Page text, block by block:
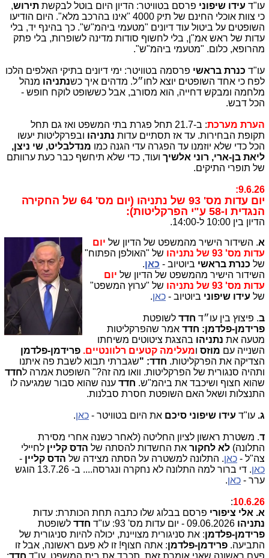
עו"ד עידו שיפוני פרסם בטוויטר: הדיון היום בוטל לבקשת תירוש,
כי צוות אוכלי החינם של תיק 4000 "אינו בהרכב מלא". היום הודיעו
השופטים על ביטול עוד דיונים "מטעמי ביהמ"ש". כך בהינף יד, בלי
עדות של ראש אמ"ן, בלי לחשוף סודות מדינה לשופרות, בלי פתק
מהרופא, כלום. "מטעמי ביהמ"ש".
עו"ד כנרת בראשי פרסמה בטוויטר: ימי דיונים בתיקי האלפים הלכו
לפח כי אחד השופטים יוצא לחו״ל. מדהים איך כשנתניהו מנהל
מלחמה ומבקש דחייה, הוא מסורב, אבל כששופט לוקח חופש -
הכל דבש.
הערת מערכת
: ב-21.7 תחל פגרת בתי המשפט ואז גם תחל
תקופת הבחירות. עד אז תסתיים עדות נתניהו ובפרקליטות יעשו
הכל כדי שלא יוזמנו עד הפגרה עדי הגנה כמו מנדלבליט, שי ניצן,
ליאת בן-ארי, רוני אלשיך ועוד, כדי שלא תיחשף כבר כעת ערוותם
של תופרי התיקים.
9.6.26:
י
ום עדות מס' 93 של נתניהו (יום מס' 64 של החקירה
הנגדית ו-58 ע"י הפרקליטות):
הדיון בין 10:00 ל-14:00.
א. השידור הישיר מהמשפט של הדיון של יום
עדות מס' 93 של נתניהו
של "האולפן הפתוח"
של כנרת בראשי ביוטיוב - כאן.
השידור הישיר מהמשפט של הדיון של יום
עדות מס' 93 של נתניהו
של "ערוץ המשפט"
של עידו שיפוני ביוטיוב - כאן.
ב. פיצוץ בין עו״ד חדד לשופטת
פרידמן-פלדמן: חדד אמר שהפרקליטות
מטעה את נתניהו בהצגת ציטוטים משיחתו
השנייה עם מוזס ומעלימה קטעים רלוונטיים. פרידמן-פלדמן
הצדיקה את הפרקליטות. חדד: "שגברתי תבוא לשבת פה איתנו
ותהיה סנגורית של הפרקליטות. וואו מה זה?" השופטת אמרה לחדד
שהוא חצוף ושיכבד את ביהמ"ש. חדד ענה שהוא סבור שמגיעה לו
התנצלות ושאל האם השופטת חסרת סבלנות.
ג. עו"ד עידו שיפוני סיכם את היום בטוויטר - כאן.
ד. משטרת ראשון לציון החליטה (לאחר כשנה אחרי מסירת
התלונה) לא לחקור את החשדות להסתה של הדס קליין לחיילי
צה"ל - כאן. התלונה למשטרה על הסתה מצידה של הדס קליין -
כאן
. די ברור למה התלונה לא נחקרה ונגרסה.... ב- 13.7.26 הוגש
ערר - כאן.
10.6.26
:
א. אלי ציפורי פרסם בבלוג שלו כתבה תחת הכותרת: עדות
נתניהו 09.06.2026 - יום עדות מס' 93: עו"ד חדד לשופטת
פרידמן-פלדמן: את סניגורית מצויינת, יכולה להיות סניגורית של
התביעה. פרידמן-פלדמן: אתה חצוף! זו לא פעם ראשונה, אבל זו
פעם ראשונה שאני אומרת זאת. תכבד את בית המשפט. עו"ד חדד: